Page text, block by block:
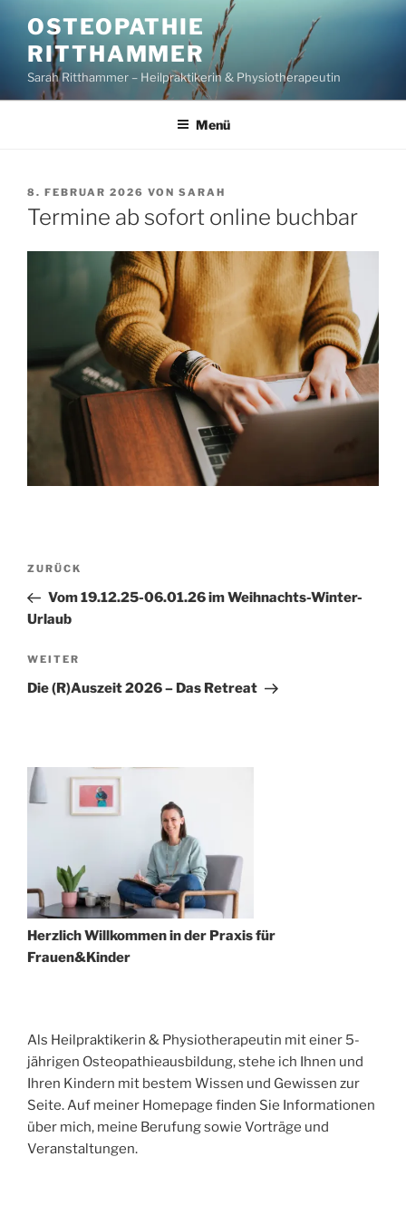
Inhalt
springen
OSTEOPATHIE
RITTHAMMER
Sarah Ritthammer – Heilpraktikerin & Physiotherapeutin
Menü
VERÖFFENTLICHT
AM
8. FEBRUAR 2026 VON SARAH
Termine ab sofort online buchbar
Beitragsnavigation
Vorheriger
Beitrag
ZURÜCK
Vom 19.12.25-06.01.26 im Weihnachts-Winter-
Urlaub
Nächster
Beitrag
WEITER
Die (R)Auszeit 2026 – Das Retreat
Herzlich Willkommen in der Praxis für
Frauen&Kinder
Als Heilpraktikerin & Physiotherapeutin mit einer 5-
jährigen Osteopathieausbildung, stehe ich Ihnen und
Ihren Kindern mit bestem Wissen und Gewissen zur
Seite. Auf meiner Homepage finden Sie Informationen
über mich, meine Berufung sowie Vorträge und
Veranstaltungen.